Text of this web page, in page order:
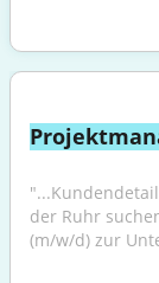
der Ruhr
(m/w/d) zur